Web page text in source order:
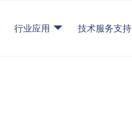
行业应用 技术服务支持